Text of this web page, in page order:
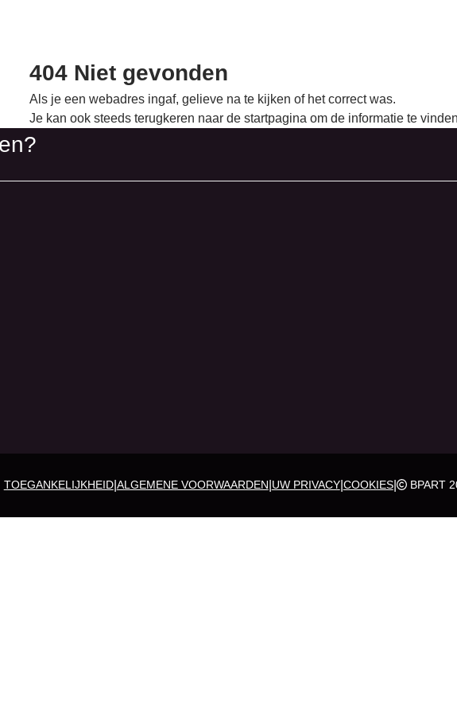
404 Niet gevonden
Als je een webadres ingaf, gelieve na te kijken of het correct was.
Je kan ook steeds terugkeren naar de startpagina om de informatie te
TOEGANKELIJKHEID| ALGEMENE VOORWAARDEN UW PRIVACY| COOKIES| BPART